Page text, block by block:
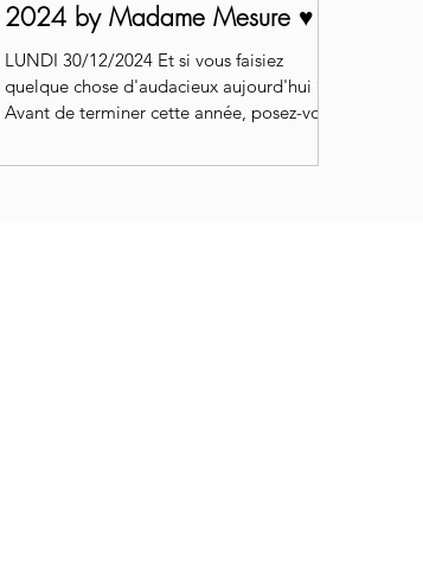
2024 by Madame Mesure ♥️
LUNDI 30/12/2024 Et si vous faisiez
quelque chose d'audacieux aujourd'hui ?
Avant de terminer cette année, posez-vous